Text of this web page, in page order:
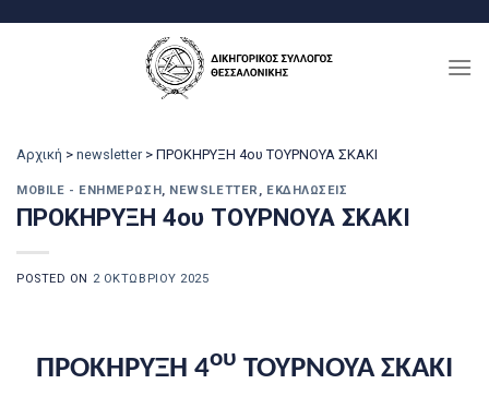
Αρχική > newsletter > ΠΡΟΚΗΡΥΞΗ 4ου ΤΟΥΡΝΟΥΑ ΣΚΑΚΙ
MOBILE - ΕΝΗΜΈΡΩΣΗ, NEWSLETTER , ΕΚΔΗΛΏΣΕΙΣ
ΠΡΟΚΗΡΥΞΗ 4ου ΤΟΥΡΝΟΥΑ ΣΚΑΚΙ
POSTED ON 2 ΟΚΤΩΒΡΊΟΥ 2025
ΠΡΟΚΗΡΥΞΗ 4ου ΤΟΥΡΝΟΥΑ ΣΚΑΚΙ